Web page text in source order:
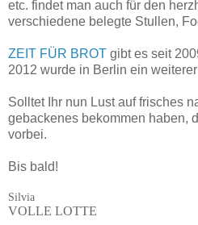
etc. findet man auch für den
verschiedene belegte Stullen,
ZEIT FÜR BROT gibt es seit
2012 wurde in Berlin ein
Solltet Ihr nun Lust auf frisches
gebackenes bekommen haben,
vorbei.
Bis bald!
Silvia
VOLLE LOTTE